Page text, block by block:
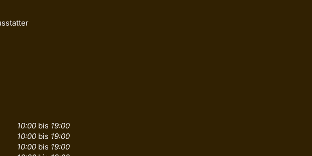
10:00 bis 19:00
10:00 bis 19:00
10:00 bis 19:00